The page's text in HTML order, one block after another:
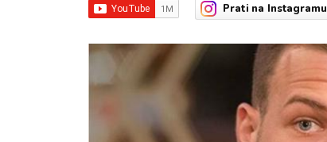
Prati na Instagramu